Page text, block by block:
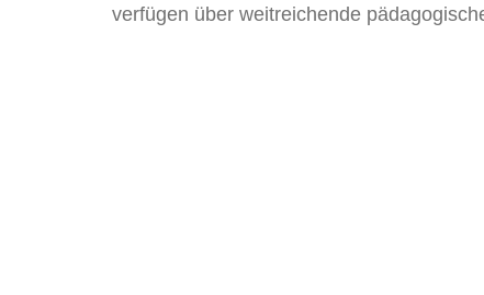
verfügen über weitreichende